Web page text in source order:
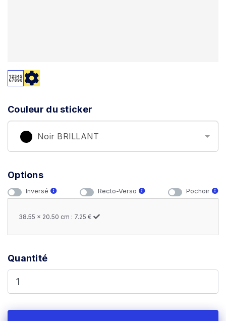
Couleur du sticker
Noir BRILLANT
Options
Inversé Recto-Verso Pochoir
38.55 x 20.50 cm : 7.25 €
Quantité